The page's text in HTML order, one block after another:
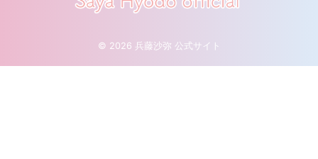
© 2026 兵藤沙弥 公式サイト